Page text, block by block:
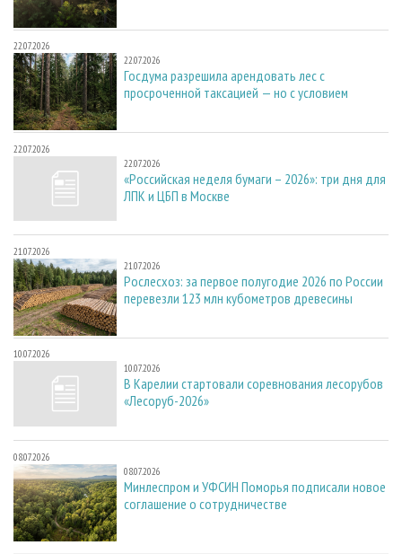
22.07.2026
22.07.2026
Госдума разрешила арендовать лес с
просроченной таксацией — но с условием
22.07.2026
22.07.2026
«Российская неделя бумаги – 2026»: три дня для
ЛПК и ЦБП в Москве
21.07.2026
21.07.2026
Рослесхоз: за первое полугодие 2026 по России
перевезли 123 млн кубометров древесины
10.07.2026
10.07.2026
В Карелии стартовали соревнования лесорубов
«Лесоруб-2026»
08.07.2026
08.07.2026
Минлеспром и УФСИН Поморья подписали новое
соглашение о сотрудничестве